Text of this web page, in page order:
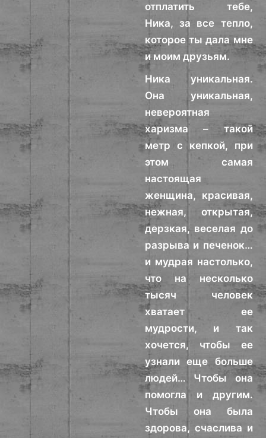
отплатить тебе,
Ника, за все тепло,
которое ты дала мне
и моим друзьям.
Ника уникальная.
Она уникальная,
невероятная
харизма – такой
метр с кепкой, при
этом самая
настоящая
женщина, красивая,
нежная, открытая,
дерзкая, веселая до
разрыва и печенок…
и мудрая настолько,
что на несколько
тысяч человек
хватает ее
мудрости, и так
хочется, чтобы ее
узнали еще больше
людей… Чтобы она
помогла и другим.
Чтобы она была
здорова, счаслива и